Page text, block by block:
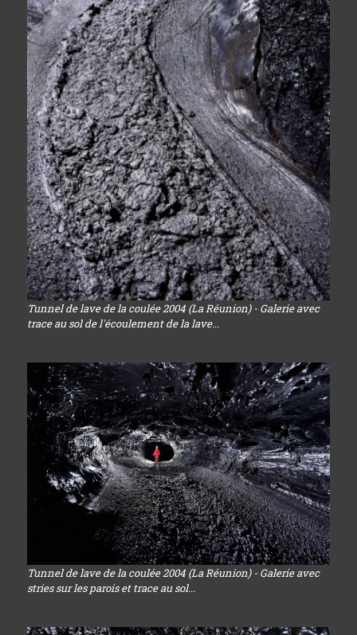
Tunnel de lave de la coulée 2004 (La Réunion) - Galerie avec
trace au sol de l'écoulement de la lave...
Tunnel de lave de la coulée 2004 (La Réunion) - Galerie avec
stries sur les parois et trace au sol...